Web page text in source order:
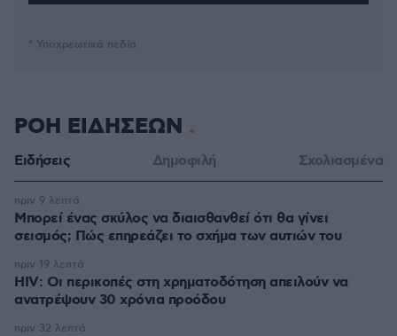
* Υποχρεωτικά πεδία
ΡΟΗ ΕΙΔΗΣΕΩΝ
Ειδήσεις Δημοφιλή Σχολιασμένα
Μπορεί ένας σκύλος να διαισθανθεί ότι θα γίνει
σεισμός; Πώς επηρεάζει το σχήμα των αυτιών του
πριν 9 λεπτά
HIV: Οι περικοπές στη χρηματοδότηση απειλούν να
ανατρέψουν 30 χρόνια προόδου
πριν 19 λεπτά
πριν 32 λεπτά